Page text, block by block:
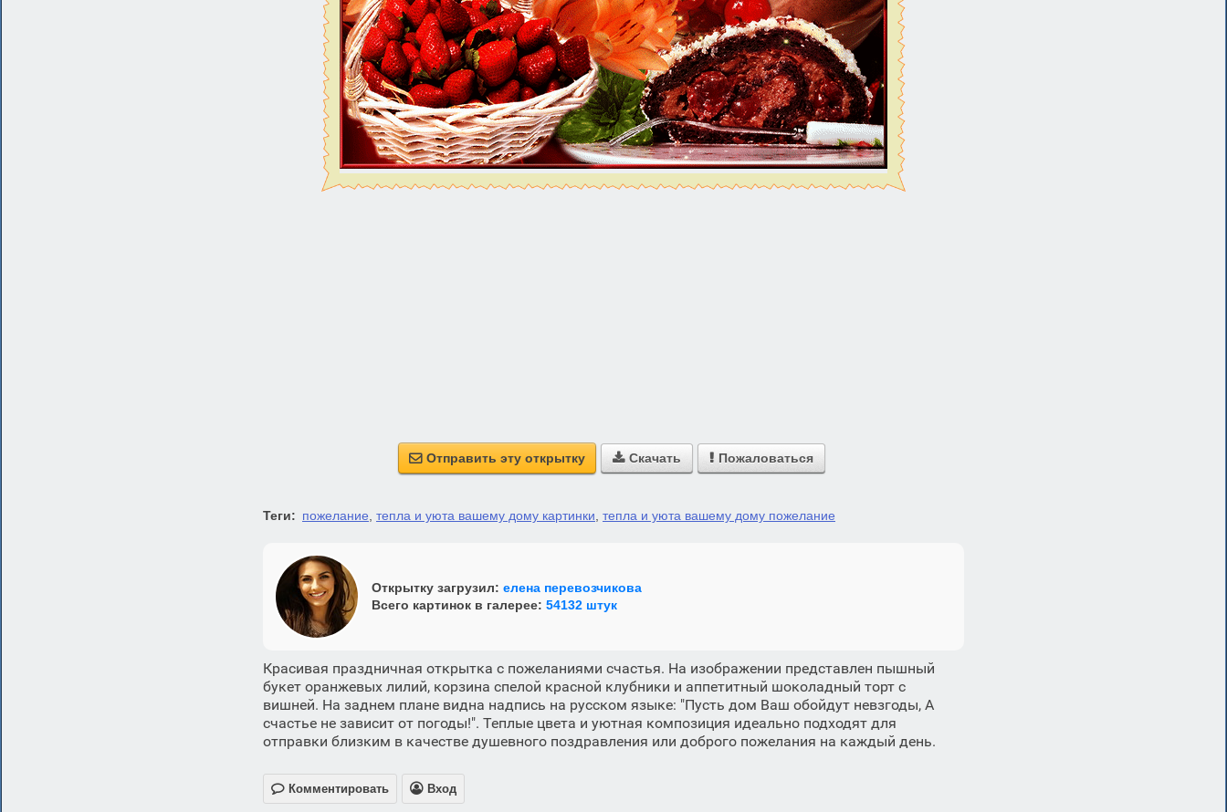
 Отправить эту открытку  Скачать  Пожаловаться
Теги: пожелание тепла и уюта вашему дому картинки тепла и уюта вашему дому пожелание
Открытку загрузил: елена перевозчикова
Всего картинок в галерее: 54132 штук
Красивая праздничная открытка с пожеланиями счастья. На изображении представлен пышный
букет оранжевых лилий, корзина спелой красной клубники и аппетитный шоколадный торт с
вишней. На заднем плане видна надпись на русском языке: "Пусть дом Ваш обойдут невзгоды, А
счастье не зависит от погоды!". Теплые цвета и уютная композиция идеально подходят для
отправки близким в качестве душевного поздравления или доброго пожелания на каждый день.
 Комментировать  Вход